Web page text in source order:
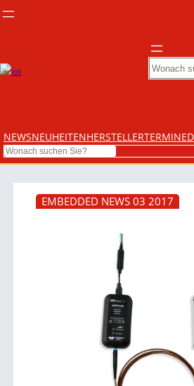
Search
NEWSNEUHEITENHERSTELLERTERMINE
Search
EMBEDDED NEWS 03 2017